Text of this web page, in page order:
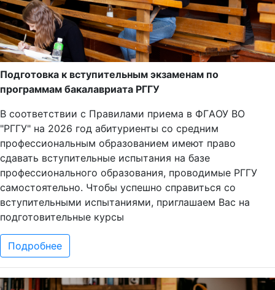
Подготовка к вступительным экзаменам по
программам бакалавриата РГГУ
В соответствии с Правилами приема в ФГAОУ ВО
"РГГУ" на 2026 год абитуриенты со средним
профессиональным образованием имеют право
сдавать вступительные испытания на базе
профессионального образования, проводимые РГГУ
самостоятельно. Чтобы успешно справиться со
вступительными испытаниями, приглашаем Вас на
подготовительные курсы
Подробнее